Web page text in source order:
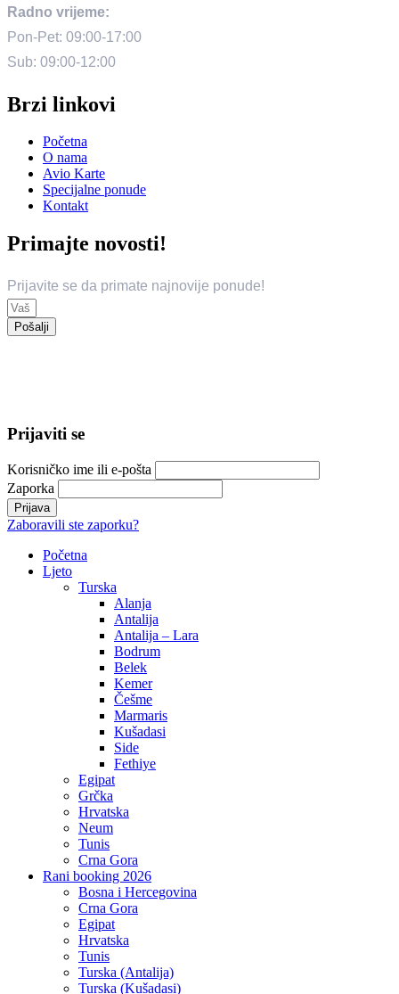
Radno vrijeme:
Pon-Pet: 09:00-17:00
Sub: 09:00-12:00
Brzi linkovi
Početna
O nama
Avio Karte
Specijalne ponude
Kontakt
Primajte novosti!
Prijavite se da primate najnovije ponude!
Pošalji
Prijaviti se
Korisničko ime ili e-pošta
Zaporka
Zaboravili ste zaporku?
Početna
Ljeto
Turska
Alanja
Antalija
Antalija – Lara
Bodrum
Belek
Kemer
Češme
Marmaris
Kušadasi
Side
Fethiye
Egipat
Grčka
Hrvatska
Neum
Tunis
Crna Gora
Rani booking 2026
Bosna i Hercegovina
Crna Gora
Egipat
Hrvatska
Tunis
Turska (Antalija)
Turska (Kušadasi)